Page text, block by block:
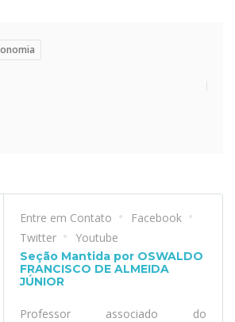
Entre em Contato
Facebook
Twitter
Youtube
Seção Mantida por OSWALDO
FRANCISCO DE ALMEIDA
JÚNIOR
Professor associado do